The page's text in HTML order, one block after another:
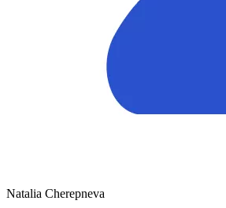
Natalia Cherepneva